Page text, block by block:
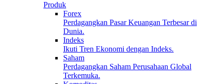
Produk
Forex
Perdagangkan Pasar Keuangan Terbesar di
Dunia.
Indeks
Ikuti Tren Ekonomi dengan Indeks.
Saham
Perdagangkan Saham Perusahaan Global
Terkemuka.